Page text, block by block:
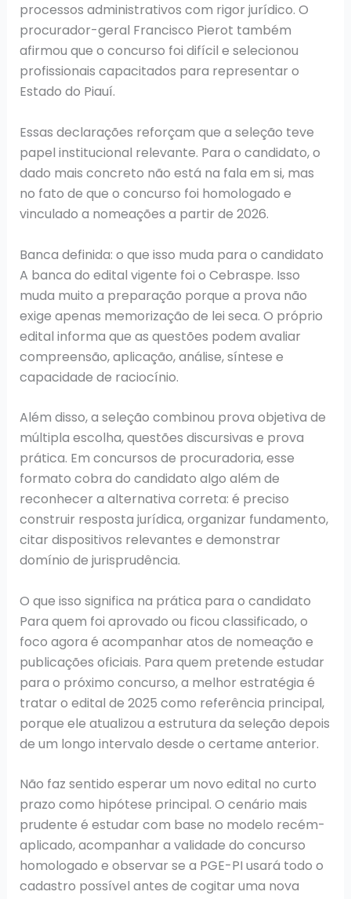
processos administrativos com rigor jurídico. O
procurador-geral Francisco Pierot também
afirmou que o concurso foi difícil e selecionou
profissionais capacitados para representar o
Estado do Piauí.
Essas declarações reforçam que a seleção teve
papel institucional relevante. Para o candidato, o
dado mais concreto não está na fala em si, mas
no fato de que o concurso foi homologado e
vinculado a nomeações a partir de 2026.
Banca definida: o que isso muda para o candidato
A banca do edital vigente foi o Cebraspe. Isso
muda muito a preparação porque a prova não
exige apenas memorização de lei seca. O próprio
edital informa que as questões podem avaliar
compreensão, aplicação, análise, síntese e
capacidade de raciocínio.
Além disso, a seleção combinou prova objetiva de
múltipla escolha, questões discursivas e prova
prática. Em concursos de procuradoria, esse
formato cobra do candidato algo além de
reconhecer a alternativa correta: é preciso
construir resposta jurídica, organizar fundamento,
citar dispositivos relevantes e demonstrar
domínio de jurisprudência.
O que isso significa na prática para o candidato
Para quem foi aprovado ou ficou classificado, o
foco agora é acompanhar atos de nomeação e
publicações oficiais. Para quem pretende estudar
para o próximo concurso, a melhor estratégia é
tratar o edital de 2025 como referência principal,
porque ele atualizou a estrutura da seleção depois
de um longo intervalo desde o certame anterior.
Não faz sentido esperar um novo edital no curto
prazo como hipótese principal. O cenário mais
prudente é estudar com base no modelo recém-
aplicado, acompanhar a validade do concurso
homologado e observar se a PGE-PI usará todo o
cadastro possível antes de cogitar uma nova